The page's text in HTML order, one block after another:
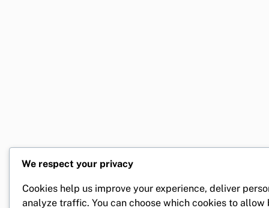
We respect your privacy
Cookies help us improve your experience, deliver
analyze traffic. You can choose which cookies to